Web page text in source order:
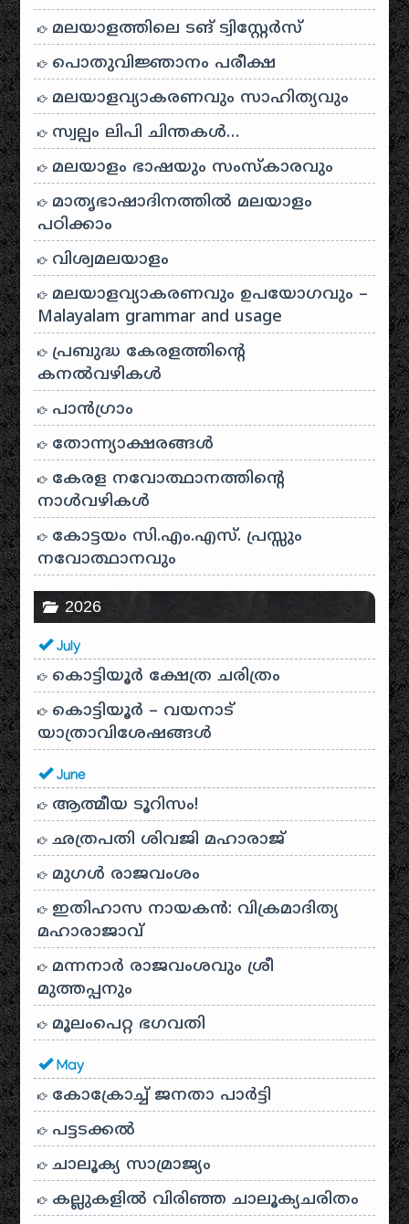
മലയാളത്തിലെ ടങ് ട്വിസ്റ്റേർസ്
പൊതുവിജ്ഞാനം പരീക്ഷ
മലയാളവ്യാകരണവും സാഹിത്യവും
സ്വല്പം ലിപി ചിന്തകൾ…
മലയാളം ഭാഷയും സംസ്കാരവും
മാതൃഭാഷാദിനത്തിൽ മലയാളം
പഠിക്കാം
വിശ്വമലയാളം
മലയാളവ്യാകരണവും ഉപയോഗവും –
Malayalam grammar and usage
പ്രബുദ്ധ കേരളത്തിന്റെ
കനൽവഴികൾ
പാന്‍ഗ്രാം
തോന്ന്യാക്ഷരങ്ങള്‍
കേരള നവോത്ഥാനത്തിന്റെ
നാൾവഴികൾ
കോട്ടയം സി.എം.എസ്. പ്രസ്സും
നവോത്ഥാനവും
2026
July
കൊട്ടിയൂർ ക്ഷേത്ര ചരിത്രം
കൊട്ടിയൂർ – വയനാട്
യാത്രാവിശേഷങ്ങൾ
June
ആത്മീയ ടൂറിസം!
ഛത്രപതി ശിവജി മഹാരാജ്
മുഗൾ രാജവംശം
ഇതിഹാസ നായകൻ: വിക്രമാദിത്യ
മഹാരാജാവ്
മന്നനാർ രാജവംശവും ശ്രീ
മുത്തപ്പനും
മൂലംപെറ്റ ഭഗവതി
May
കോക്രോച്ച് ജനതാ പാർട്ടി
പട്ടടക്കൽ
ചാലൂക്യ സാമ്രാജ്യം
കല്ലുകളിൽ വിരിഞ്ഞ ചാലൂക്യചരിതം